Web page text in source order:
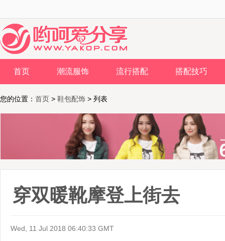
首页 潮流服饰 流行搭配 搭配技巧
您的位置： 首页 > 鞋包配饰 > 列表
穿双暖靴摩登上街去
Wed, 11 Jul 2018 06:40:33 GMT